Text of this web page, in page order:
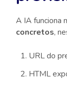
A IA funciona
concretos,
URL do
HTML